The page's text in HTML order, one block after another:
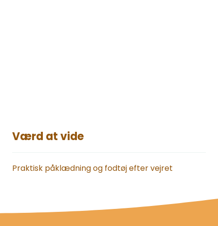
Værd at vide
Praktisk påklædning og fodtøj efter vejret